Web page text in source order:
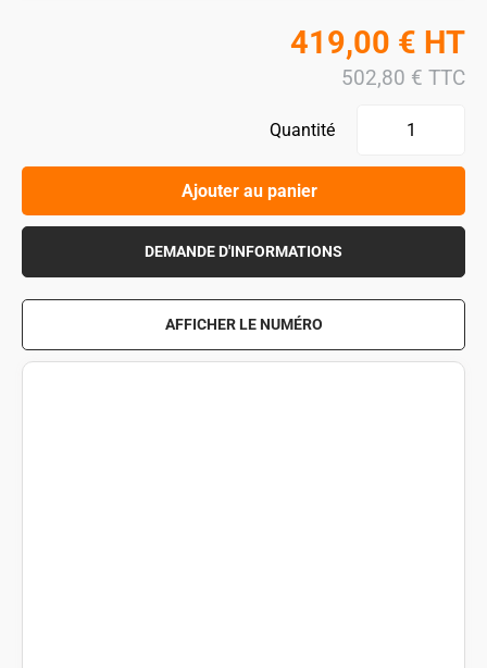
419,00 € HT
502,80 € TTC
Quantité
Ajouter au panier
DEMANDE D'INFORMATIONS
AFFICHER LE NUMÉRO